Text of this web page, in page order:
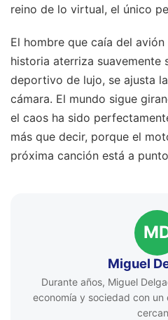
reino de lo virtual, el único
El hombre que caía del
historia aterriza suavemente
deportivo de lujo, se ajusta
cámara. El mundo sigue
el caos ha sido
más que decir, porque el
próxima canción está a
Miguel
Durante años, Miguel
economía y sociedad con